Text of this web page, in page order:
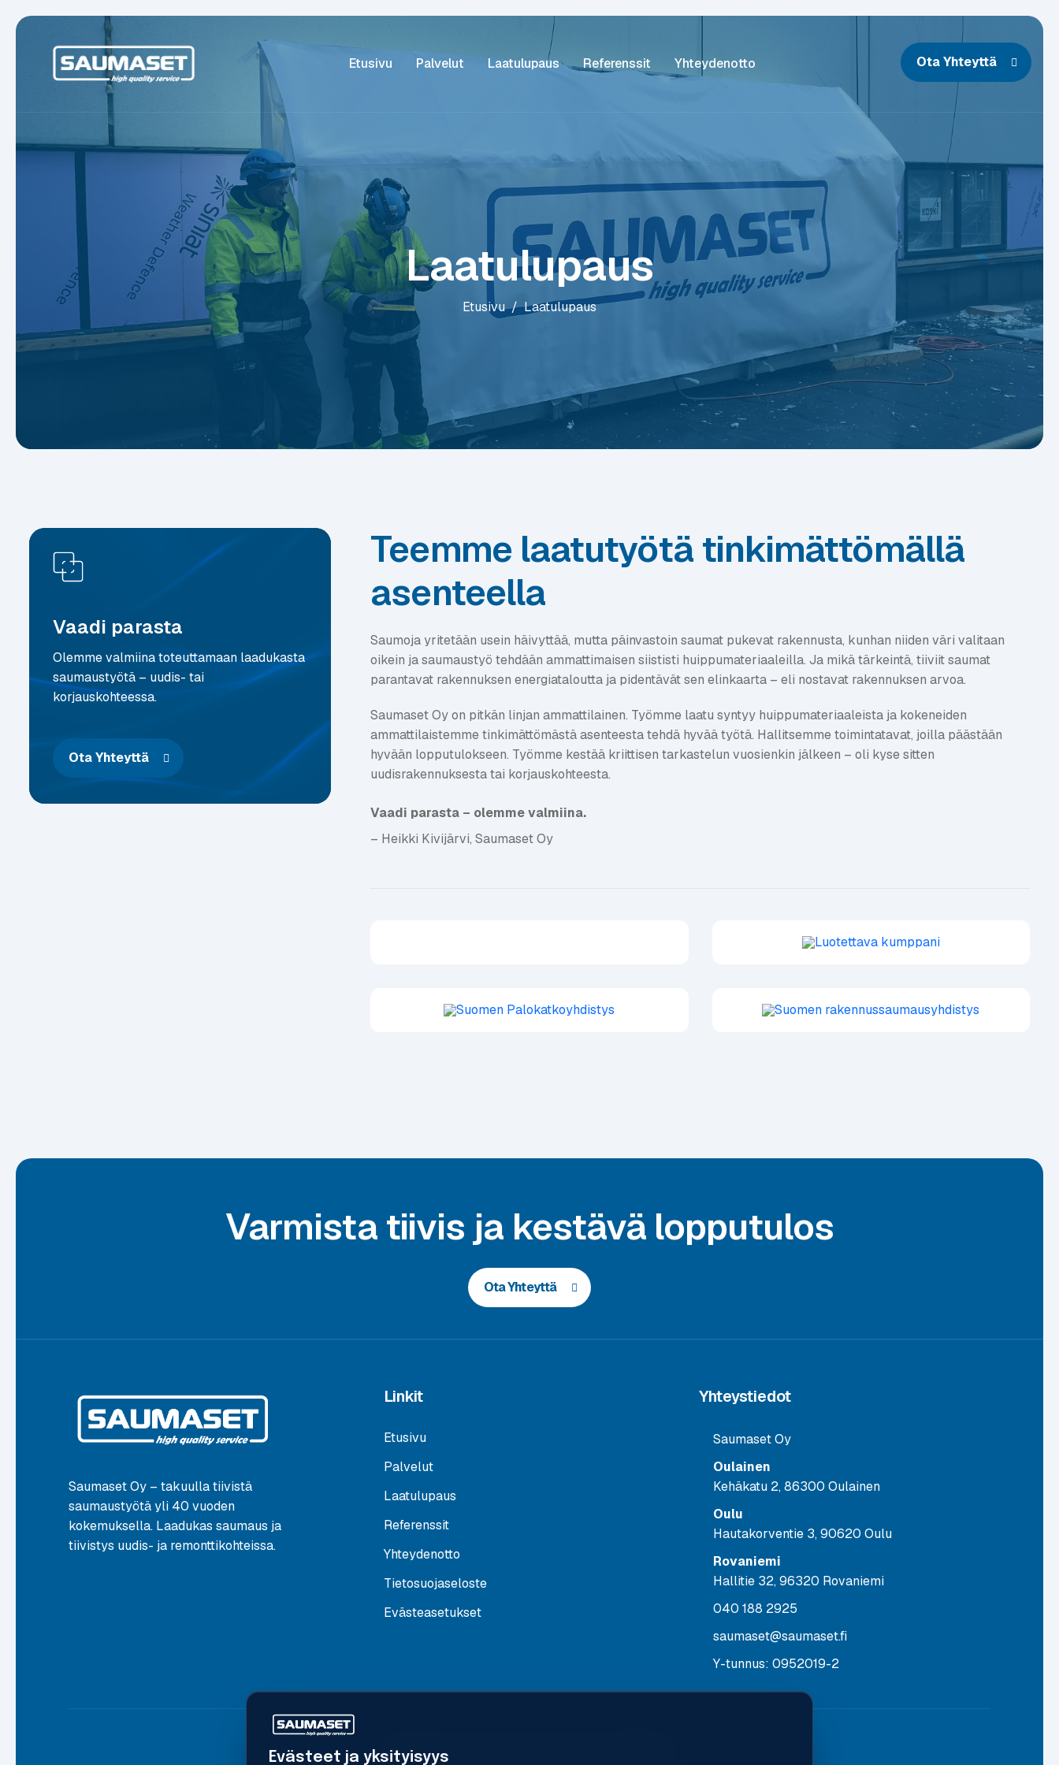
Etusivu Palvelut Laatulupaus Referenssit Yhteydenotto Ota Yhteyttä
Laatulupaus
Etusivu Laatulupaus
Vaadi parasta
Olemme valmiina toteuttamaan laadukasta
saumaustyötä – uudis- tai
korjauskohteessa.
Ota Yhteyttä
Teemme laatutyötä tinkimättömällä
asenteella
Saumoja yritetään usein häivyttää, mutta päinvastoin saumat pukevat rakennusta, kunhan niiden väri valitaan
oikein ja saumaustyö tehdään ammattimaisen siististi huippumateriaaleilla. Ja mikä tärkeintä, tiiviit saumat
parantavat rakennuksen energiataloutta ja pidentävät sen elinkaarta – eli nostavat rakennuksen arvoa.
Saumaset Oy on pitkän linjan ammattilainen. Työmme laatu syntyy huippumateriaaleista ja kokeneiden
ammattilaistemme tinkimättömästä asenteesta tehdä hyvää työtä. Hallitsemme toimintatavat, joilla päästään
hyvään lopputulokseen. Työmme kestää kriittisen tarkastelun vuosienkin jälkeen – oli kyse sitten
uudisrakennuksesta tai korjauskohteesta.
Vaadi parasta – olemme valmiina.
– Heikki Kivijärvi, Saumaset Oy
Varmista tiivis ja kestävä lopputulos
Ota Yhteyttä
Saumaset Oy – takuulla tiivistä
saumaustyötä yli 40 vuoden
kokemuksella. Laadukas saumaus ja
tiivistys uudis- ja remonttikohteissa.
Linkit
Etusivu
Palvelut
Laatulupaus
Referenssit
Yhteydenotto
Tietosuojaseloste
Evästeasetukset
Yhteystiedot
Saumaset Oy
Oulainen
Kehäkatu 2, 86300 Oulainen
Oulu
Hautakorventie 3, 90620 Oulu
Rovaniemi
Hallitie 32, 96320 Rovaniemi
040 188 2925
saumaset@saumaset.fi
Y-tunnus: 0952019-2
© 2026 Saumaset Oy. Kaikki oikeudet pidätetään.
Evästeet ja yksityisyys